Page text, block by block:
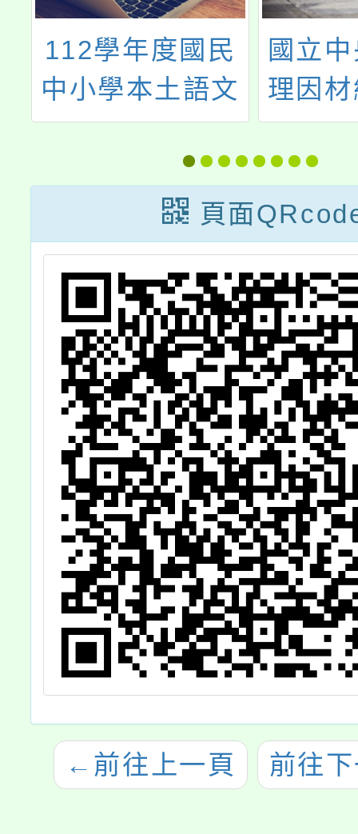
112學年度國民
中小學本土語文
（閩南語）教學
支援工作人員回
流研習計畫
國立
理因
學
頁面
← 前往上一頁 前往